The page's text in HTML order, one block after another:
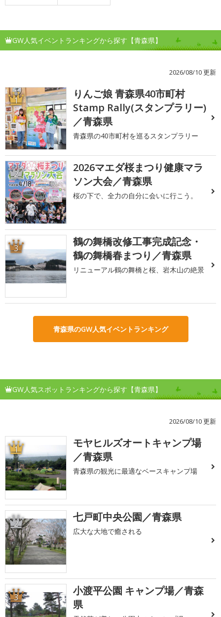
GW人気イベントランキングから探す【青森県】
2026/08/10 更新
1
りんご娘 青森県40市町村
Stamp Rally(スタンプラリー)
／青森県
青森県の40市町村を巡るスタンプラリー
2
2026マエダ桜まつり健康マラ
ソン大会／青森県
桜の下で、全力の自分に会いに行こう。
3
鶴の舞橋改修工事完成記念・
鶴の舞橋春まつり／青森県
リニューアル鶴の舞橋と桜、岩木山の絶景
青森県のGW人気イベントランキング
GW人気スポットランキングから探す【青森県】
2026/08/10 更新
1
モヤヒルズオートキャンプ場
／青森県
青森県の観光に最適なベースキャンプ場
2 七戸町中央公園／青森県
広大な大地で癒される
3
小渡平公園 キャンプ場／青森
県